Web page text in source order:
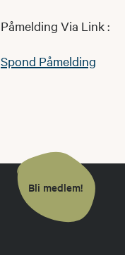
Påmelding Via Link :
Spond Påmelding
Bli medlem!